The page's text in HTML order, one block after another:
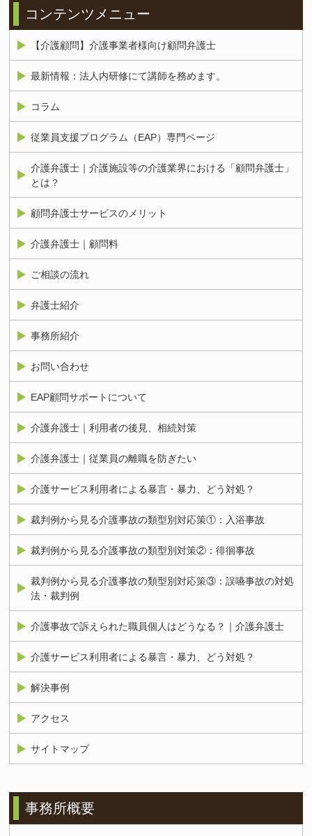
コンテンツメニュー
【介護顧問】介護事業者様向け顧問弁護士
最新情報：法人内研修にて講師を務めます。
コラム
従業員支援プログラム（EAP）専門ページ
介護弁護士｜介護施設等の介護業界における「顧問弁護士」
とは？
顧問弁護士サービスのメリット
介護弁護士｜顧問料
ご相談の流れ
弁護士紹介
事務所紹介
お問い合わせ
EAP顧問サポートについて
介護弁護士｜利用者の後見、相続対策
介護弁護士｜従業員の離職を防ぎたい
介護サービス利用者による暴言・暴力、どう対処？
裁判例から見る介護事故の類型別対応策①：入浴事故
裁判例から見る介護事故の類型別対策②：徘徊事故
裁判例から見る介護事故の類型別対応策③：誤嚥事故の対処
法・裁判例
介護事故で訴えられた職員個人はどうなる？｜介護弁護士
介護サービス利用者による暴言・暴力、どう対処？
解決事例
アクセス
サイトマップ
事務所概要